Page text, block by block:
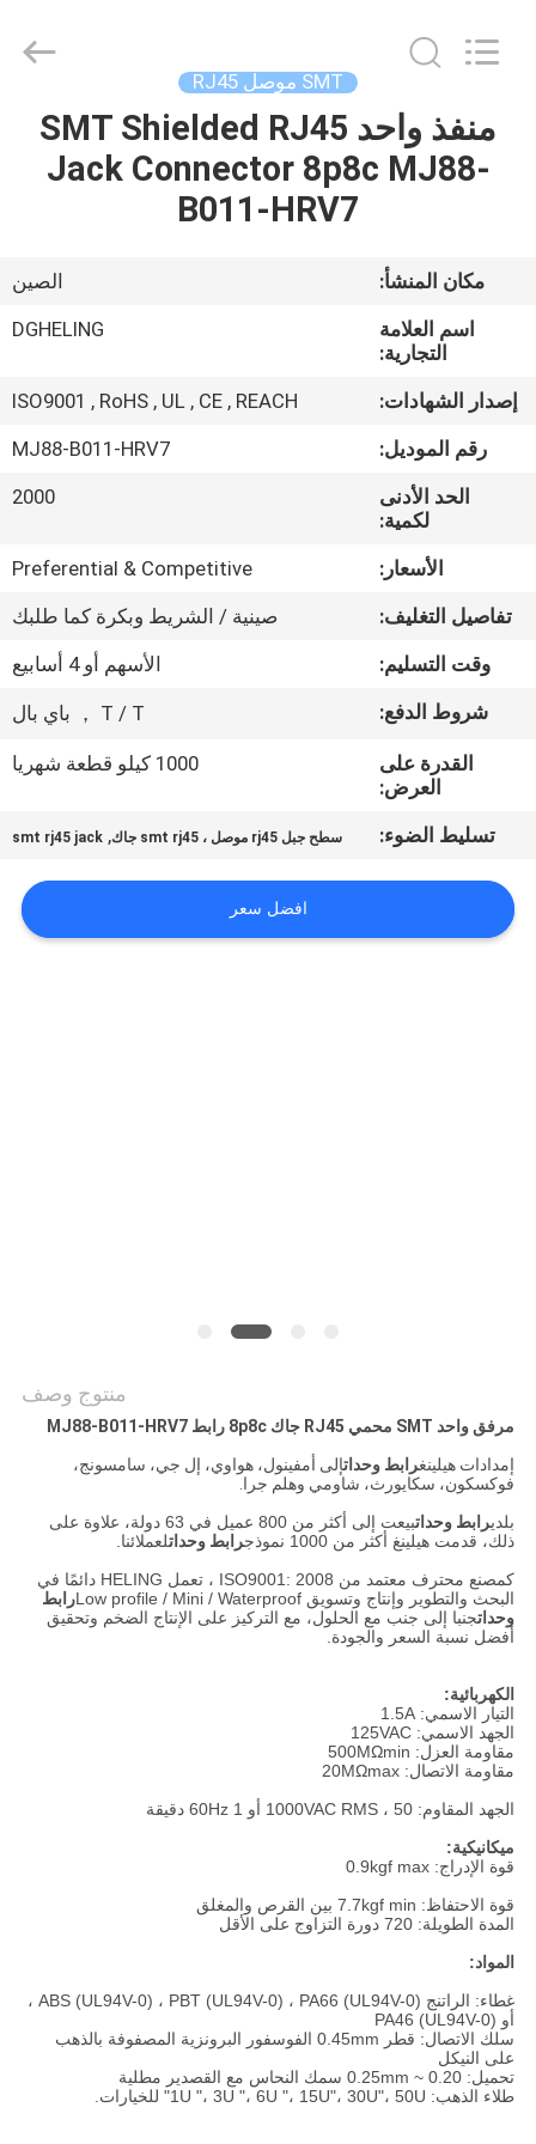
الصفحة
الرئيسية
معلومات
جولة
مراقبة
الجودة
اتصل
اطلب
اقتباس
خريطة
Developed
SMT موصل RJ45
منفذ واحد SMT Shielded RJ45
Jack Connector 8p8c MJ88-
B011-HRV7
مكان المنشأ:
الصين
اسم العلامة
التجارية:
DGHELING
إصدار الشهادات:
ISO9001 , RoHS , UL , CE , REACH
رقم الموديل:
MJ88-B011-HRV7
الحد الأدنى
لكمية:
2000
الأسعار:
Preferential & Competitive
تفاصيل التغليف:
صينية / الشريط وبكرة كما طلبك
وقت التسليم:
الأسهم أو 4 أسابيع
شروط الدفع:
T / T ， باي بال
القدرة على
العرض:
1000 كيلو قطعة شهريا
تسليط الضوء: سطح جبل rj45 موصل ، smt rj45 جاك ,
smt rj45 jack
افضل سعر
منتوج وصف
مرفق واحد SMT محمي RJ45 جاك 8p8c رابط MJ88-B011-HRV7
إمدادات هيلينغرابط وحداتإلى أمفينول، هواوي، إل جي، سامسونج،
فوكسكون، سكايورث، شاومي وهلم جرا.
بلديرابط وحدات
بيعت إلى أكثر من 800 عميل في 63 دولة، علاوة على
ذلك، قدمت هيلينغ أكثر من 1000 نموذج
رابط وحداتلعملائنا.
كمصنع محترف معتمد من ISO9001: 2008 ، تعمل HELING دائمًا في
البحث والتطوير وإنتاج وتسويق Low profile / Mini / Waterproof
رابط
وحداتجنبا إلى جنب مع الحلول، مع التركيز على الإنتاج الضخم وتحقيق
أفضل نسبة السعر والجودة.
الكهربائية:
التيار الاسمي: 1.5A
الجهد الاسمي: 125VAC
مقاومة العزل: 500MΩmin
مقاومة الاتصال: 20MΩmax
الجهد المقاوم: 1000VAC RMS ، 50 أو 60Hz 1 دقيقة
ميكانيكية:
قوة الإدراج: 0.9kgf max
قوة الاحتفاظ: 7.7kgf min بين القرص والمغلق
المدة الطويلة: 720 دورة التزاوج على الأقل
المواد:
غطاء: الراتنج ABS (UL94V-0) ، PBT (UL94V-0) ، PA66 (UL94V-0) ،
أو PA46 (UL94V-0)
سلك الاتصال: قطر 0.45mm الفوسفور البرونزية المصفوفة بالذهب
على النيكل
تحميل: 0.20 ~ 0.25mm سمك النحاس مع القصدير مطلية
طلاء الذهب: 1U "، 3U "، 6U "، 15U"، 30U"، 50U" للخيارات.